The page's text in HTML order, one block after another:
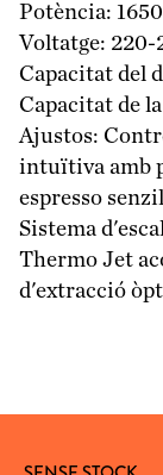
Potència:
Voltatge: 220-
Capacitat del
Capacitat de
Ajustos:
intuïtiva amb
espresso
Sistema
Thermo Jet
d'extracció